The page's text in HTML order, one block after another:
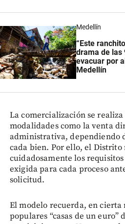
Medellín
“Este
drama de las
evacuar por
Medellín
La comercialización se
modalidades como la venta
administrativa, dependiendo
cada bien. Por ello, el
cuidadosamente los
exigida para cada proceso
solicitud.
El modelo recuerda, en cierta
populares “casas de un euro”